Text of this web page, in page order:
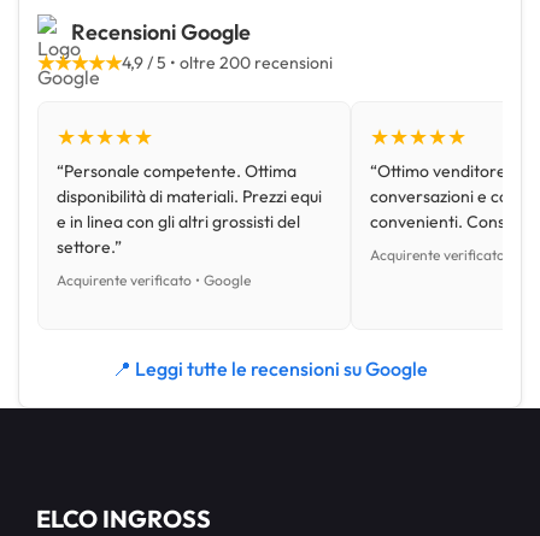
Recensioni Google
★★★★★4,9 / 5 • oltre 200 recensioni
★★★★★
“Personale competente. Ottima
disponibilità di materiali. Prezzi equi
e in linea con gli altri grossisti del
settore.”
Acquirente verificato • Google
★★★★★
“Ottimo venditore,
conversazioni e con
convenienti.
Acquirente verificato •
📍 Leggi tutte le recensioni su Google
ELCO INGROSS